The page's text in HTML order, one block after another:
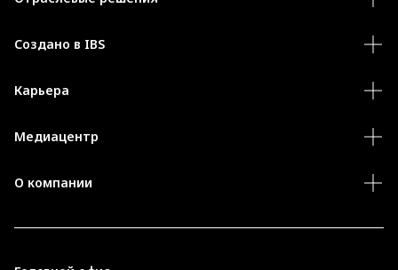
Создано в IBS
Карьера
Медиацентр
О компании